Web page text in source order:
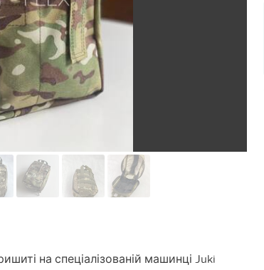
на спеціалізованій машинці Juki